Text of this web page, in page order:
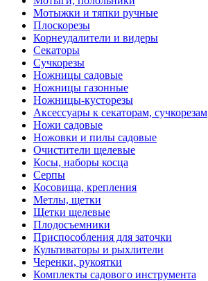
Мотыжки и тяпки ручные
Плоскорезы
Корнеудалители и видеры
Секаторы
Сучкорезы
Ножницы садовые
Ножницы газонные
Ножницы-кусторезы
Аксессуары к секаторам, сучкорезам
Ножи садовые
Ножовки и пилы садовые
Очистители щелевые
Косы, наборы косца
Серпы
Косовища, крепления
Метлы, щетки
Щетки щелевые
Плодосъемники
Приспособления для заточки
Культиваторы и рыхлители
Черенки, рукоятки
Комплекты садового инструмента